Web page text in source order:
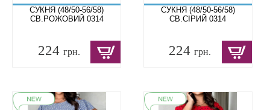
СУКНЯ (48/50-56/58)
СВ.РОЖОВИЙ 0314
224 грн.
СУКНЯ (48/50-56/58)
СВ.СІРИЙ 0314
224грн.